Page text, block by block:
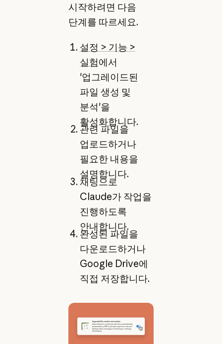
시작하려면 다음
단계를 따르세요.
설정 > 기능 >
실험에서
'업그레이드된
파일 생성 및
분석'을
활성화합니다.
관련 파일을
업로드하거나
필요한 내용을
설명합니다.
채팅으로
Claude가 작업을
진행하도록
안내합니다.
완성된 파일을
다운로드하거나
Google Drive에
직접 저장합니다.